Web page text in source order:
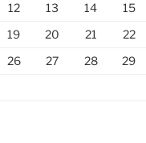
12 13 14 15
19 20 21 22
26 27 28 29